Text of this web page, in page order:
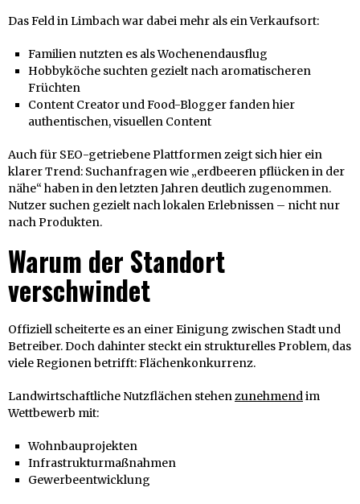
Das Feld in Limbach war dabei mehr als ein Verkaufsort:
Familien nutzten es als Wochenendausflug
Hobbyköche suchten gezielt nach aromatischeren
Früchten
Content Creator und Food-Blogger fanden hier
authentischen, visuellen Content
Auch für SEO-getriebene Plattformen zeigt sich hier ein
klarer Trend: Suchanfragen wie „erdbeeren pflücken in der
nähe“ haben in den letzten Jahren deutlich zugenommen.
Nutzer suchen gezielt nach lokalen Erlebnissen – nicht nur
nach Produkten.
Warum der Standort
verschwindet
Offiziell scheiterte es an einer Einigung zwischen Stadt und
Betreiber. Doch dahinter steckt ein strukturelles Problem, das
viele Regionen betrifft: Flächenkonkurrenz.
Landwirtschaftliche Nutzflächen stehenzunehmendim
Wettbewerb mit:
Wohnbauprojekten
Infrastrukturmaßnahmen
Gewerbeentwicklung